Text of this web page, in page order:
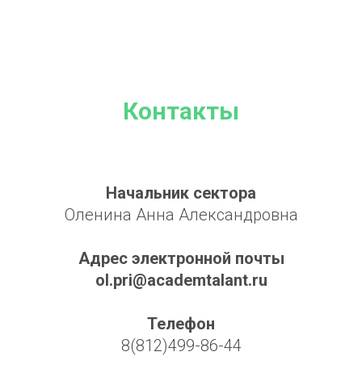
Контакты
Начальник сектора
Оленина Анна Александровна
Адрес электронной почты
ol.pri@academtalant.ru
Телефон
8(812)499-86-44